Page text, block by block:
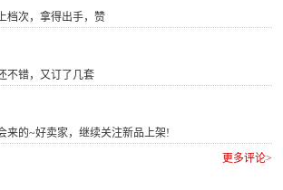
档次，拿得出手，赞
不错，又订了几套
来的~好卖家，继续关注新品上架!
更多评论>